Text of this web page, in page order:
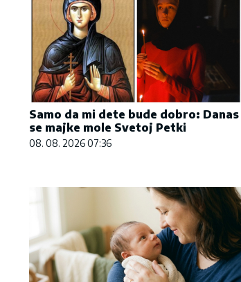
Samo da mi dete bude dobro: Danas
se majke mole Svetoj Petki
08. 08. 2026 07:36